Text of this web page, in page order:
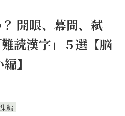
開眼、幕間、弑
読漢字」５選【脳
】
編